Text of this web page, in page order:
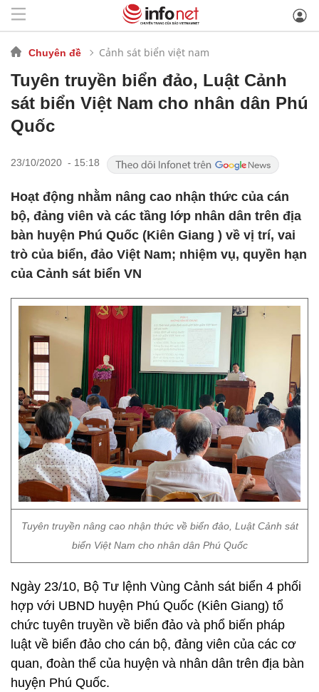
Chuyên đề Cảnh sát biển việt nam
Tuyên truyền biển đảo, Luật Cảnh
sát biển Việt Nam cho nhân dân Phú
Quốc
23/10/2020 - 15:18
Hoạt động nhằm nâng cao nhận thức của cán
bộ, đảng viên và các tầng lớp nhân dân trên địa
bàn huyện Phú Quốc (Kiên Giang ) về vị trí, vai
trò của biển, đảo Việt Nam; nhiệm vụ, quyền hạn
của Cảnh sát biển VN
Tuyên truyền nâng cao nhận thức về biển đảo, Luật Cảnh sát
biển Việt Nam cho nhân dân Phú Quốc
Ngày 23/10, Bộ Tư lệnh Vùng Cảnh sát biển 4 phối
hợp với UBND huyện Phú Quốc (Kiên Giang) tổ
chức tuyên truyền về biển đảo và phổ biến pháp
luật về biển đảo cho cán bộ, đảng viên của các cơ
quan, đoàn thể của huyện và nhân dân trên địa bàn
huyện Phú Quốc.